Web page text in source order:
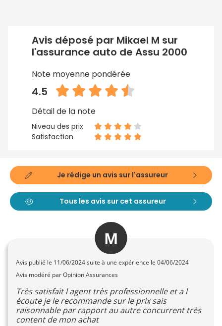
Avis déposé par Mikael M sur
l'assurance auto de Assu 2000
Note moyenne pondérée
4.5
Détail de la note
Niveau des prix
Satisfaction
Je rédige un avis sur l'assureur
Tous les avis sur cet assureur
M
Avis publié le 11/06/2024suite à une expérience le 04/06/2024
Avis modéré par Opinion Assurances
Très satisfait l agent très professionnelle et a l
écoute je le recommande sur le prix sais
raisonnable par rapport au autre concurrent très
content de mon achat